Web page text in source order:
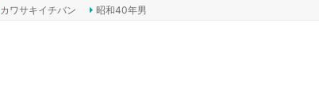
カワサキイチバン
昭和40年男